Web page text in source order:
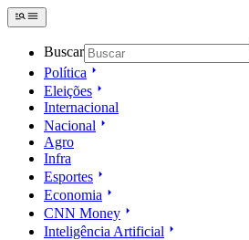
Buscar
Política
Eleições
Internacional
Nacional
Agro
Infra
Esportes
Economia
CNN Money
Inteligência Artificial